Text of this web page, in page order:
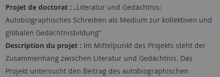
Projet de doctorat : „Literatur und Gedächtnis:
Autobiographisches Schreiben als Medium zur kollektiven und
globalen Gedächtnisbildung“
Description du projet : Im Mittelpunkt des Projekts steht der
Zusammenhang zwischen Literatur und Gedächtnis. Das
Projekt untersucht den Beitrag des autobiographischen